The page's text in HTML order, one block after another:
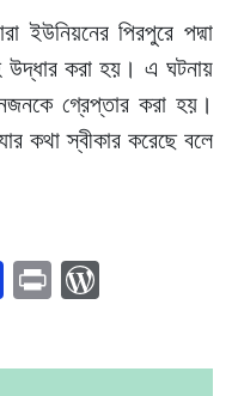
ইউনিয়নের পিরপুরে পদ্মা
উদ্ধার করা হয়। এ ঘটনায়
গ্রেপ্তার করা হয়।
কথা স্বীকার করেছে বলে
Pinboard
Print